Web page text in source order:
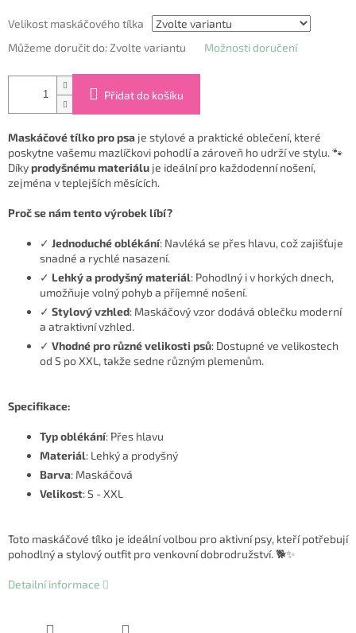
Velikost maskáčového tílka
Můžeme doručit do: Zvolte variantu Možnosti doručení
Přidat do košíku
Maskáčové tílko pro psa je stylové a praktické oblečení, které
poskytne vašemu mazlíčkovi pohodlí a zároveň ho udrží ve stylu. 🐾
Díkyprodyšnému materiálu je ideální pro každodenní nošení,
zejména v teplejších měsících.
Proč se nám tento výrobek líbí?
✓ Jednoduché oblékání: Navléká se přes hlavu, což zajišťuje
snadné a rychlé nasazení.
✓ Lehký a prodyšný materiál: Pohodlný i v horkých dnech,
umožňuje volný pohyb a příjemné nošení.
✓ Stylový vzhled: Maskáčový vzor dodává oblečku moderní
a atraktivní vzhled.
✓ Vhodné pro různé velikosti psů: Dostupné ve velikostech
od S po XXL, takže sedne různým plemenům.
Specifikace:
Typ oblékání: Přes hlavu
Materiál: Lehký a prodyšný
Barva: Maskáčová
Velikost: S - XXL
Toto maskáčové tílko je ideální volbou pro aktivní psy, kteří potřebují
pohodlný a stylový outfit pro venkovní dobrodružství. 🐕✨
Detailní informace